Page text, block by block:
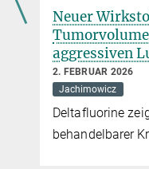
Neuer
aggressiven
2. FEBRUAR 2026
Jachimowicz
Deltafluorine
behandelbarer